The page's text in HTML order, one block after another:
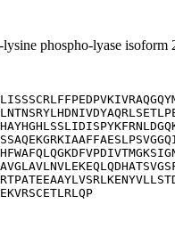
phospho-lyase isoform